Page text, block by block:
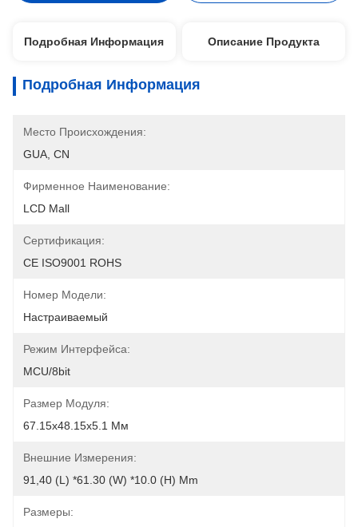
Подробная Информация Описание Продукта
Подробная Информация
Место Происхождения:
GUA, CN
Фирменное Наименование:
LCD Mall
Сертификация:
CE ISO9001 ROHS
Номер Модели:
Настраиваемый
Режим Интерфейса:
MCU/8bit
Размер Модуля:
67.15х48.15х5.1 Мм
Внешние Измерения:
91,40 (l) *61.30 (w) *10.0 (h) Mm
Размеры: